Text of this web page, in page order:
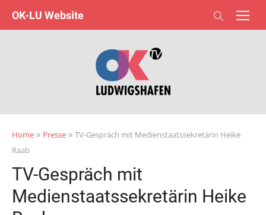
OK-LU Website
Home » Presse » TV-Gespräch mit Medienstaatssekretärin Heike
Raab
TV-Gespräch mit
Medienstaatssekretärin Heike